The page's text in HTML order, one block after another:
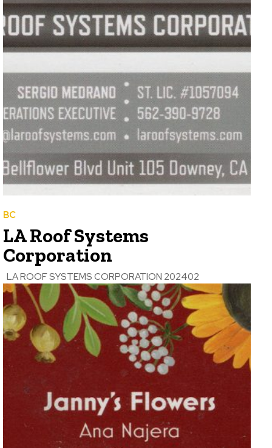
BC
LA Roof Systems
Corporation